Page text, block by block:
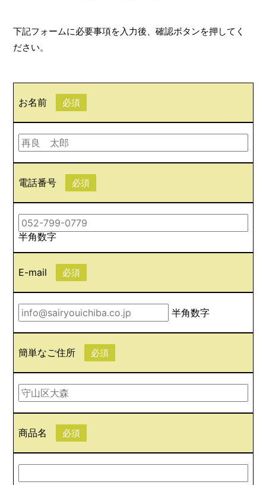
下記フォームに必要事項を入力後、確認ボタンを押してく
ださい。
お名前 必須
電話番号 必須
半角数字
E-mail 必須
半角数字
簡単なご住所 必須
商品名 必須